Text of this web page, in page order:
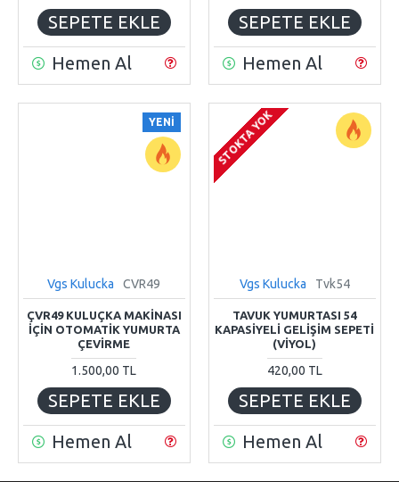
SEPETE EKLE
Hemen Al
SEPETE EKLE
Hemen Al
YENI
Vgs Kulucka CVR49
ÇVR49 KULUÇKA MAKİNASI
İÇİN OTOMATİK YUMURTA
ÇEVİRME
1.500,00 TL
SEPETE EKLE
Hemen Al
STOKTA YOK
Vgs Kulucka Tvk54
TAVUK YUMURTASI 54
KAPASIYELI GELIŞIM SEPETI
(VIYOL)
420,00 TL
SEPETE EKLE
Hemen Al